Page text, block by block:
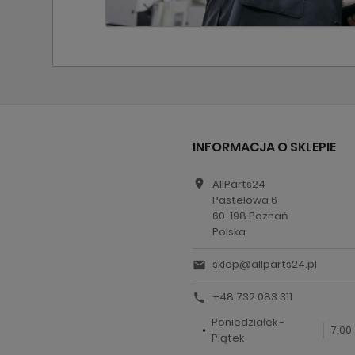
INFORMACJA O SKLEPIE
location_on
AllParts24
Pastelowa 6
60-198 Poznań
Polska
email sklep@allparts24.pl
call
+48 732 083 311
Poniedziałek -
Piątek
7:00